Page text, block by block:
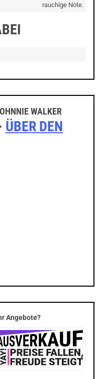
rauchige Note.
WALKER
ÜBER DEN
Angebote?